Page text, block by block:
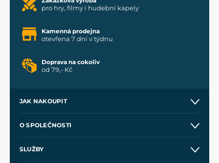
pro hry, filmy i hudební kapely
Kamenná prodejna
otevřena 7 dní v týdnu
Doprava na cokoliv
od 79,- Kč
JAK NAKOUPIT
Velkoobchod
O SPOLEČNOSTI
SLUŽBY